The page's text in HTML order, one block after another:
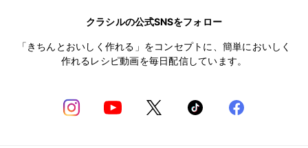
クラシルの公式SNSをフォロー
「きちんとおいしく作れる」をコンセプトに、簡単においしく
作れるレシピ動画を毎日配信しています。